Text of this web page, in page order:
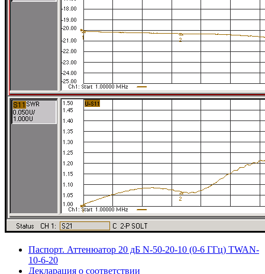
Паспорт. Аттенюатор 20 дБ N-50-20-10 (0-6 ГГц) TWAN-
10-6-20
Декларация о соответствии